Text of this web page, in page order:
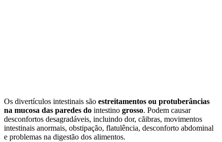
Os divertículos intestinais são estreitamentos ou protuberâncias
na mucosa das paredes do intestino grosso. Podem causar
desconfortos desagradáveis, incluindo dor, cãibras, movimentos
intestinais anormais, obstipação, flatulência, desconforto abdominal
e problemas na digestão dos alimentos.